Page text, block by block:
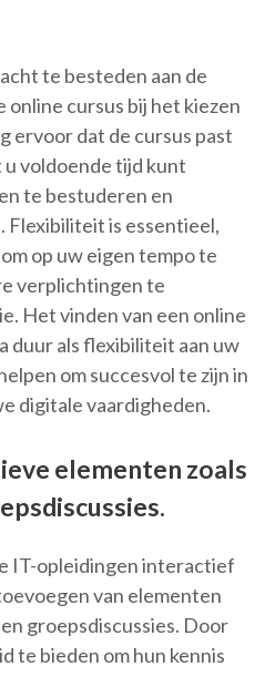
te besteden aan de
cursus bij het kiezen
ervoor dat de cursus past
u voldoende tijd kunt
te bestuderen en
is essentieel,
op uw eigen tempo te
verplichtingen te
Het vinden van een online
duur als flexibiliteit aan uw
om succesvol te zijn in
digitale vaardigheden.
elementen zoals
IT-opleidingen interactief
van elementen
groepsdiscussies. Door
te bieden om hun kennis